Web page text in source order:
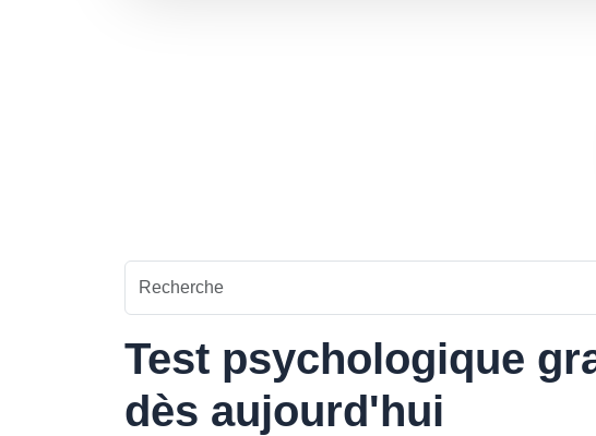
Test psychologique
dès aujourd'hui